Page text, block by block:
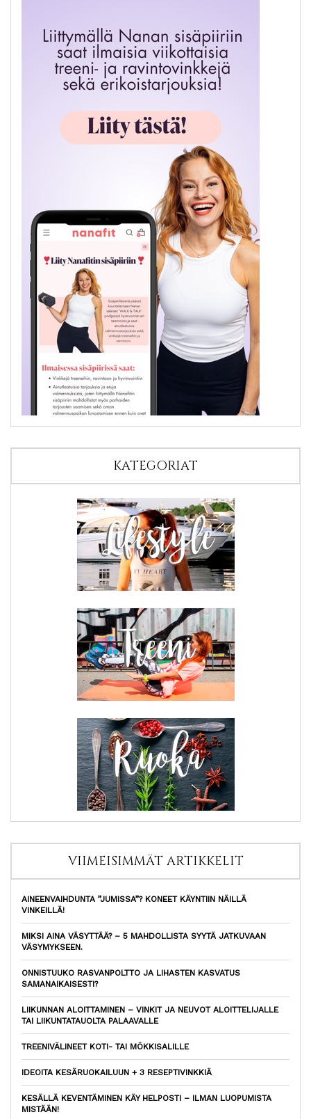
KATEGORIAT
VIIMEISIMMÄT ARTIKKELIT
AINEENVAIHDUNTA ”JUMISSA”? KONEET KÄYNTIIN NÄILLÄ
VINKEILLÄ!
MIKSI AINA VÄSYTTÄÄ? – 5 MAHDOLLISTA SYYTÄ JATKUVAAN
VÄSYMYKSEEN.
ONNISTUUKO RASVANPOLTTO JA LIHASTEN KASVATUS
SAMANAIKAISESTI?
LIIKUNNAN ALOITTAMINEN – VINKIT JA NEUVOT ALOITTELIJALLE
TAI LIIKUNTATAUOLTA PALAAVALLE
TREENIVÄLINEET KOTI- TAI MÖKKISALILLE
IDEOITA KESÄRUOKAILUUN + 3 RESEPTIVINKKIÄ
KESÄLLÄ KEVENTÄMINEN KÄY HELPOSTI – ILMAN LUOPUMISTA
MISTÄÄN!